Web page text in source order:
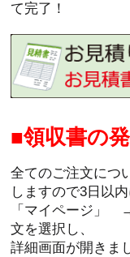
て完了！
領収書の
全てのご注文につ
しますので3日以
「マイページ
文を選択し、
詳細画面が開きま